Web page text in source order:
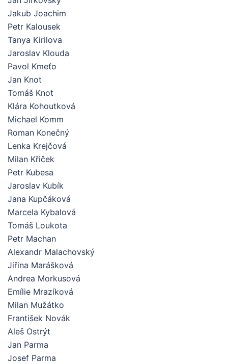
Jakub Joachim
Petr Kalousek
Tanya Kirilova
Jaroslav Klouda
Pavol Kmeťo
Jan Knot
Tomáš Knot
Klára Kohoutková
Michael Komm
Roman Konečný
Lenka Krejčová
Milan Křiček
Petr Kubesa
Jaroslav Kubík
Jana Kupčáková
Marcela Kybalová
Tomáš Loukota
Petr Machan
Alexandr Malachovský
Jiřina Marášková
Andrea Morkusová
Emílie Mrazíková
Milan Mužátko
František Novák
Aleš Ostrýt
Jan Parma
Josef Parma